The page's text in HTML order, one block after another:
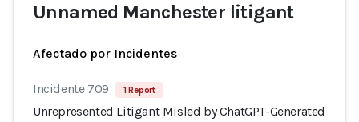
Unnamed Manchester litigant
Afectado por Incidentes
Incidente 709 1 Report
Unrepresented Litigant Misled by ChatGPT-Generated